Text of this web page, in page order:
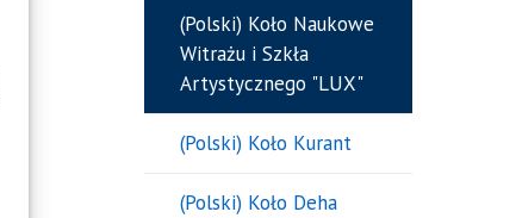
(Polski) Koło Naukowe
Witrażu i Szkła
Artystycznego "LUX"
(Polski) Koło Kurant
(Polski) Koło Deha